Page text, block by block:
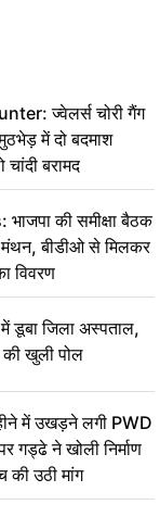
ज्वेलर्स चोरी गैंग
में दो बदमाश
बरामद
की समीक्षा बैठक
मंथन, बीडीओ से मिलकर
विवरण
डूबा जिला अस्पताल,
की खुली पोल
में उखड़ने लगी PWD
ने खोली निर्माण
की उठी मांग